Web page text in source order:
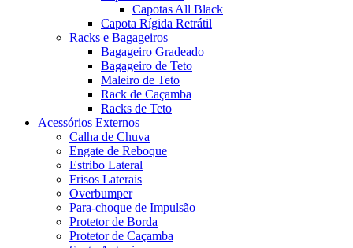
Capotas All Black
Capota Rígida Retrátil
Racks e Bagageiros
Bagageiro Gradeado
Bagageiro de Teto
Maleiro de Teto
Rack de Caçamba
Racks de Teto
Acessórios Externos
Calha de Chuva
Engate de Reboque
Estribo Lateral
Frisos Laterais
Overbumper
Para-choque de Impulsão
Protetor de Borda
Protetor de Caçamba